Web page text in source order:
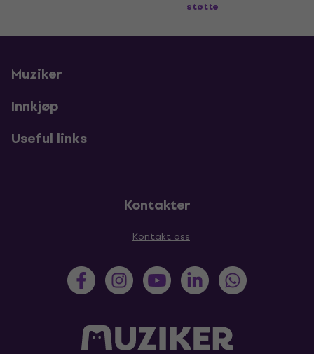
støtte
Muziker
Innkjøp
Useful links
Kontakter
Kontakt oss